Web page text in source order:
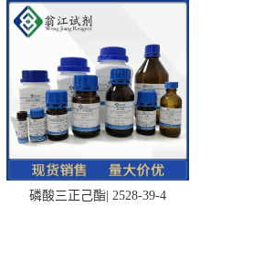
磷酸三正己酯| 2528-39-4